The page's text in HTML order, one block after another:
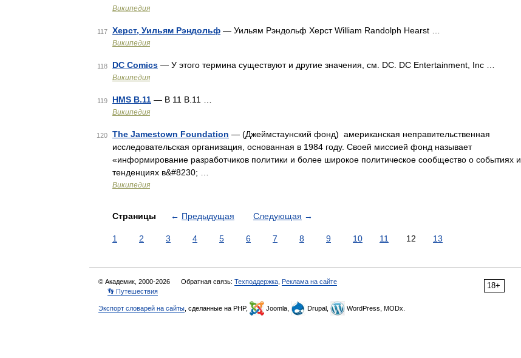
Википедия
117 Херст, Уильям Рэндольф — Уильям Рэндольф Херст William Randolph Hearst …
Википедия
118 DC Comics — У этого термина существуют и другие значения, см. DC. DC Entertainment, Inc …
Википедия
119 HMS B.11 — B 11 B.11 …
Википедия
120 The Jamestown Foundation — (Джеймстаунский фонд) американская неправительственная
исследовательская организация, основанная в 1984 году. Своей миссией фонд называет
«информирование разработчиков политики и более широкое политическое сообщество о событиях и
тенденциях в&#8230; …
Википедия
Страницы ← Предыдущая Следующая →
1 2 3 4 5 6 7 8 9 10 11 12 13
18+
© Академик, 2000-2026 Обратная связь: Техподдержка Реклама на сайте
👣 Путешествия
Экспорт словарей на сайты , сделанные на PHP, Joomla, Drupal, WordPress, MODx.